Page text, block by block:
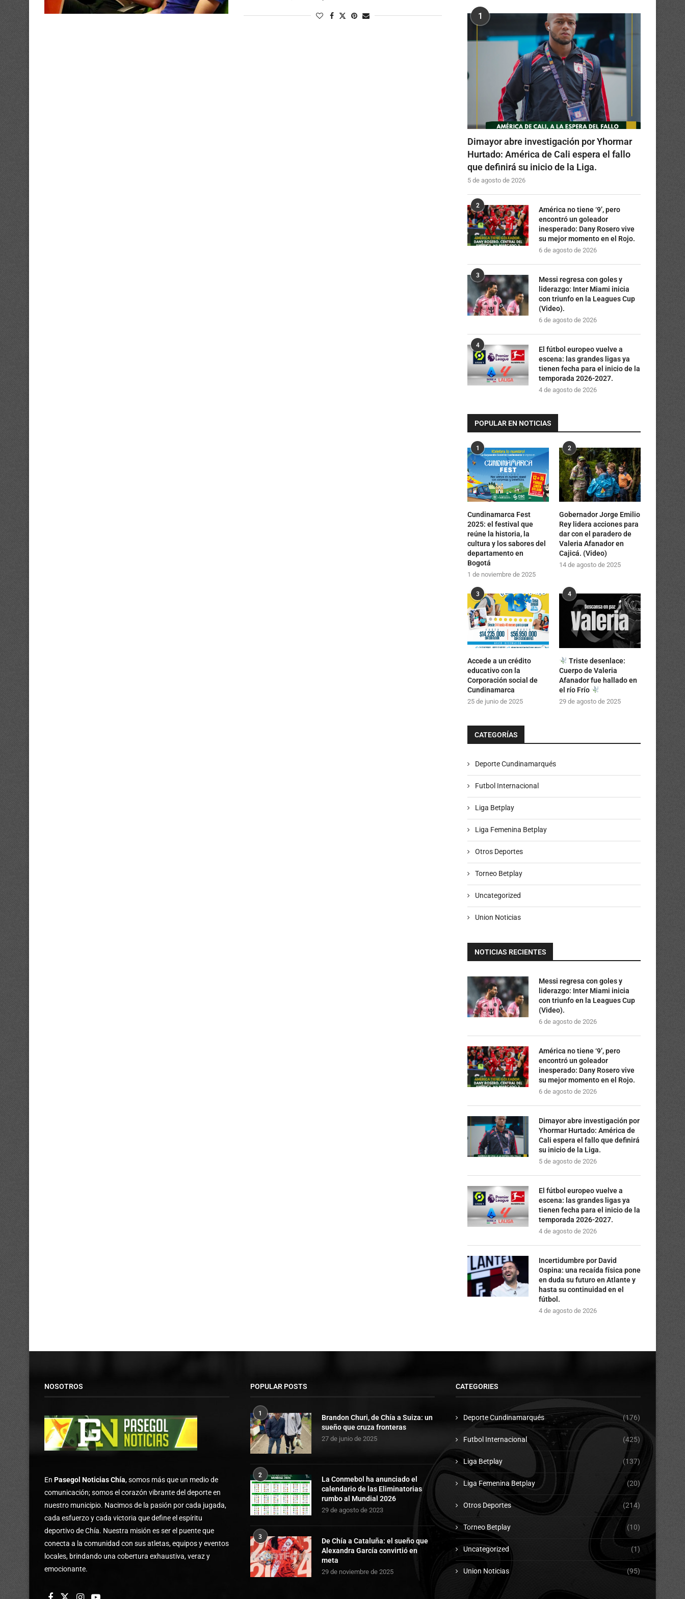
1
Dimayor abre investigación por Yhormar
Hurtado: América de Cali espera el fallo
que definirá su inicio de la Liga.
5 de agosto de 2026
2
América no tiene ‘9’, pero
encontró un goleador
inesperado: Dany Rosero vive
su mejor momento en el Rojo.
6 de agosto de 2026
3
Messi regresa con goles y
liderazgo: Inter Miami inicia
con triunfo en la Leagues Cup
(Video).
6 de agosto de 2026
4
El fútbol europeo vuelve a
escena: las grandes ligas ya
tienen fecha para el inicio de la
temporada 2026-2027.
4 de agosto de 2026
POPULAR EN NOTICIAS
1
Cundinamarca Fest
2025: el festival que
reúne la historia, la
cultura y los sabores del
departamento en
Bogotá
1 de noviembre de 2025
2
Gobernador Jorge Emilio
Rey lidera acciones para
dar con el paradero de
Valeria Afanador en
Cajicá. (Video)
14 de agosto de 2025
3
Accede a un crédito
educativo con la
Corporación social de
Cundinamarca
25 de junio de 2025
4
Triste desenlace:
Cuerpo de Valeria
Afanador fue hallado en
el río Frío
29 de agosto de 2025
CATEGORÍAS
Deporte Cundinamarqués
Futbol Internacional
Liga Betplay
Liga Femenina Betplay
Otros Deportes
Torneo Betplay
Uncategorized
Union Noticias
NOTICIAS RECIENTES
Messi regresa con goles y
liderazgo: Inter Miami inicia
con triunfo en la Leagues Cup
(Video).
6 de agosto de 2026
América no tiene ‘9’, pero
encontró un goleador
inesperado: Dany Rosero vive
su mejor momento en el Rojo.
6 de agosto de 2026
Dimayor abre investigación por
Yhormar Hurtado: América de
Cali espera el fallo que definirá
su inicio de la Liga.
5 de agosto de 2026
El fútbol europeo vuelve a
escena: las grandes ligas ya
tienen fecha para el inicio de la
temporada 2026-2027.
4 de agosto de 2026
Incertidumbre por David
Ospina: una recaída física pone
en duda su futuro en Atlante y
hasta su continuidad en el
fútbol.
4 de agosto de 2026
NOSOTROS
En Pasegol Noticias Chía, somos más que un medio de
comunicación; somos el corazón vibrante del deporte en
nuestro municipio. Nacimos de la pasión por cada jugada,
cada esfuerzo y cada victoria que define el espíritu
deportivo de Chía. Nuestra misión es ser el puente que
conecta a la comunidad con sus atletas, equipos y eventos
locales, brindando una cobertura exhaustiva, veraz y
emocionante.
POPULAR POSTS
1
Brandon Churi, de Chía a Suiza: un
sueño que cruza fronteras
27 de junio de 2025
2
La Conmebol ha anunciado el
calendario de las Eliminatorias
rumbo al Mundial 2026
29 de agosto de 2023
3
De Chía a Cataluña: el sueño que
Alexandra García convirtió en
meta
29 de noviembre de 2025
CATEGORIES
Deporte Cundinamarqués (176)
Futbol Internacional (425)
Liga Betplay (137)
Liga Femenina Betplay (20)
Otros Deportes (214)
Torneo Betplay (10)
Uncategorized (1)
Union Noticias (95)